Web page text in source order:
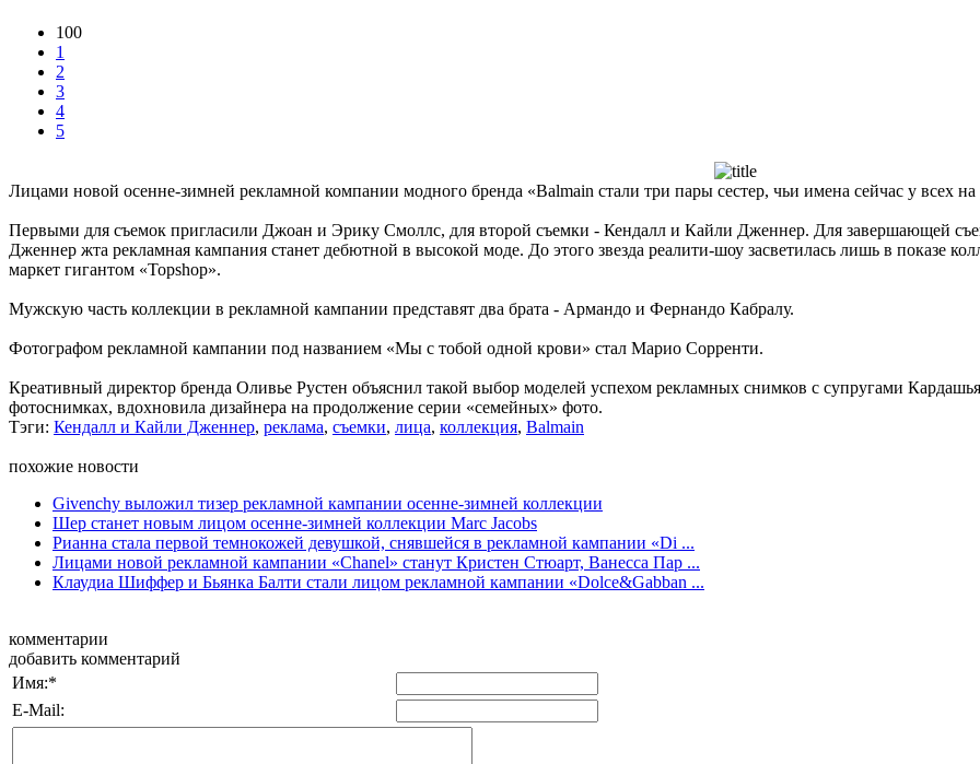
100
1
2
3
4
5
Лицами новой осенне-зимней рекламной компании модного бренда «Balmain стали три пары сестер, чьи имена сейчас у всех на
Первыми для съемок пригласили Джоан и Эрику Смоллс, для второй съемки - Кендалл и Кайли Дженнер. Для завершающей
Дженнер жта рекламная кампания станет дебютной в высокой моде. До этого звезда реалити-шоу засветилась лишь в показе
маркет гигантом «Topshop».
Мужскую часть коллекции в рекламной кампании представят два брата - Армандо и Фернандо Кабралу.
Фотографом рекламной кампании под названием «Мы с тобой одной крови» стал Марио Сорренти.
Креативный директор бренда Оливье Рустен объяснил такой выбор моделей успехом рекламных снимков с супругами
фотоснимках, вдохновила дизайнера на продолжение серии «семейных» фото.
Тэги: Кендалл и Кайли Дженнер, реклама, съемки, лица, коллекция, Balmain
похожие новости
Givenchy выложил тизер рекламной кампании осенне-зимней коллекции
Шер станет новым лицом осенне-зимней коллекции Marc Jacobs
Рианна стала первой темнокожей девушкой, снявшейся в рекламной кампании «Di ...
Лицами новой рекламной кампании «Chanel» станут Кристен Стюарт, Ванесса Пар ...
Клаудиа Шиффер и Бьянка Балти стали лицом рекламной кампании «Dolce&Gabban ...
комментарии
добавить комментарий
Имя:*
E-Mail: